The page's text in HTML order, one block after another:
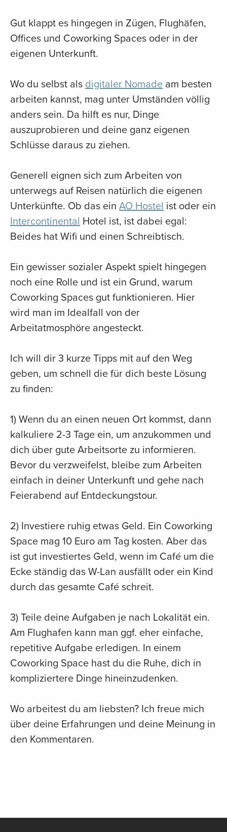
Gut klappt es hingegen in Zügen, Flughäfen,
Offices und Coworking Spaces oder in der
eigenen Unterkunft.
Wo du selbst als digitaler Nomade am besten
arbeiten kannst, mag unter Umständen völlig
anders sein. Da hilft es nur, Dinge
auszuprobieren und deine ganz eigenen
Schlüsse daraus zu ziehen.
Generell eignen sich zum Arbeiten von
unterwegs auf Reisen natürlich die eigenen
Unterkünfte. Ob das ein AO Hostel ist oder ein
Intercontinental Hotel ist, ist dabei egal:
Beides hat Wifi und einen Schreibtisch.
Ein gewisser sozialer Aspekt spielt hingegen
noch eine Rolle und ist ein Grund, warum
Coworking Spaces gut funktionieren. Hier
wird man im Idealfall von der
Arbeitatmosphöre angesteckt.
Ich will dir 3 kurze Tipps mit auf den Weg
geben, um schnell die für dich beste Lösung
zu finden:
1) Wenn du an einen neuen Ort kommst, dann
kalkuliere 2-3 Tage ein, um anzukommen und
dich über gute Arbeitsorte zu informieren.
Bevor du verzweifelst, bleibe zum Arbeiten
einfach in deiner Unterkunft und gehe nach
Feierabend auf Entdeckungstour.
2) Investiere ruhig etwas Geld. Ein Coworking
Space mag 10 Euro am Tag kosten. Aber das
ist gut investiertes Geld, wenn im Café um die
Ecke ständig das W-Lan ausfällt oder ein Kind
durch das gesamte Café schreit.
3) Teile deine Aufgaben je nach Lokalität ein.
Am Flughafen kann man ggf. eher einfache,
repetitive Aufgabe erledigen. In einem
Coworking Space hast du die Ruhe, dich in
kompliziertere Dinge hineinzudenken.
Wo arbeitest du am liebsten? Ich freue mich
über deine Erfahrungen und deine Meinung in
den Kommentaren.